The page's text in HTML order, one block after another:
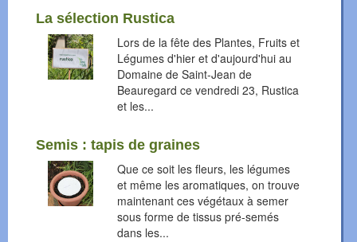
La sélection Rustica
Lors de la fête des Plantes, Fruits et
Légumes d'hier et d'aujourd'hui au
Domaine de Saint-Jean de
Beauregard ce vendredi 23, Rustica
et les...
Semis : tapis de graines
Que ce soit les fleurs, les légumes
et même les aromatiques, on trouve
maintenant ces végétaux à semer
sous forme de tissus pré-semés
dans les...